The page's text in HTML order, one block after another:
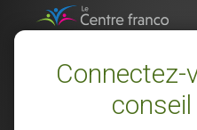
Connectez-